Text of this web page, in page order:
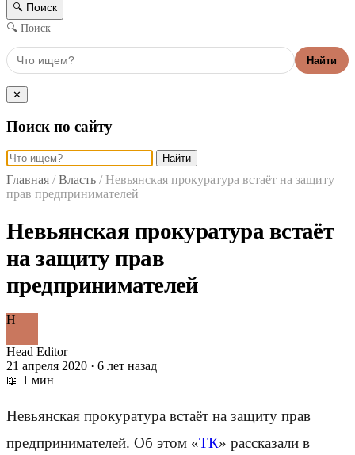
🔍 Поиск
🔍 Поиск
Найти
✕
Поиск по сайту
Найти
Главная / Власть / Невьянская прокуратура встаёт на защиту
прав предпринимателей
Невьянская прокуратура встаёт
на защиту прав
предпринимателей
H
Head Editor
21 апреля 2020 · 6 лет назад
📖 1 мин
Невьянская прокуратура встаёт на защиту прав
предпринимателей. Об этом «ТК» рассказали в